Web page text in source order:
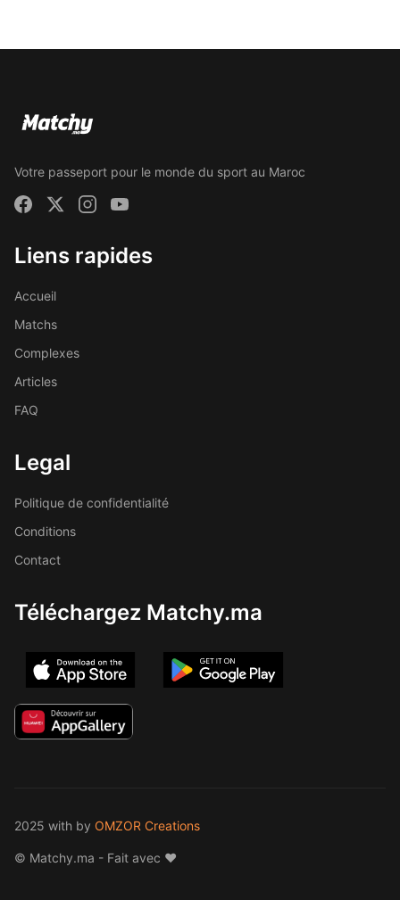
Votre passeport pour le monde du sport au Maroc
Liens rapides
Accueil
Matchs
Complexes
Articles
FAQ
Legal
Politique de confidentialité
Conditions
Contact
Téléchargez Matchy.ma
2025 with by OMZOR Creations
© Matchy.ma - Fait avec ❤️